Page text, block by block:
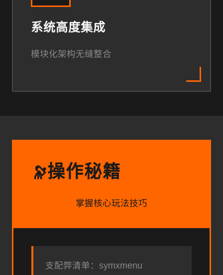
系统高度集成
模块化架构无缝整合
🔭操作秘籍
掌握核心玩法技巧
支配弊清单：symxmenu